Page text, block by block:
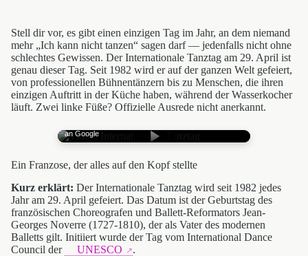
Stell dir vor, es gibt einen einzigen Tag im Jahr, an dem niemand
mehr „Ich kann nicht tanzen“ sagen darf — jedenfalls nicht ohne
schlechtes Gewissen. Der Internationale Tanztag am 29. April ist
genau dieser Tag. Seit 1982 wird er auf der ganzen Welt gefeiert,
von professionellen Bühnentänzern bis zu Menschen, die ihren
einzigen Auftritt in der Küche haben, während der Wasserkocher
läuft. Zwei linke Füße? Offizielle Ausrede nicht anerkannt.
an Google
Ein Franzose, der alles auf den Kopf stellte
Kurz erklärt: Der Internationale Tanztag wird seit 1982 jedes
Jahr am 29. April gefeiert. Das Datum ist der Geburtstag des
französischen Choreografen und Ballett-Reformators Jean-
Georges Noverre (1727-1810), der als Vater des modernen
Balletts gilt. Initiiert wurde der Tag vom International Dance
Council der
UNESCO .